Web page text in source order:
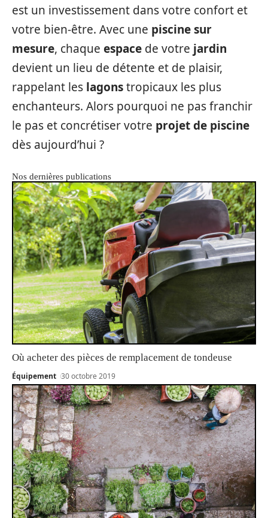
est un investissement dans votre confort et
votre bien-être. Avec une piscine sur
mesure, chaque espace de votre jardin
devient un lieu de détente et de plaisir,
rappelant les lagonstropicaux les plus
enchanteurs. Alors pourquoi ne pas franchir
le pas et concrétiser votre projet de piscine
dès aujourd’hui ?
Nos dernières publications
Où acheter des pièces de remplacement de tondeuse
Équipement 30 octobre 2019